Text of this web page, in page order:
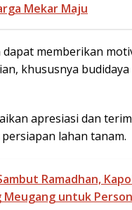
Mekar Maju
memberikan
khususnya
apresiasi dan
lahan tanam.
Ramadhan,
untuk